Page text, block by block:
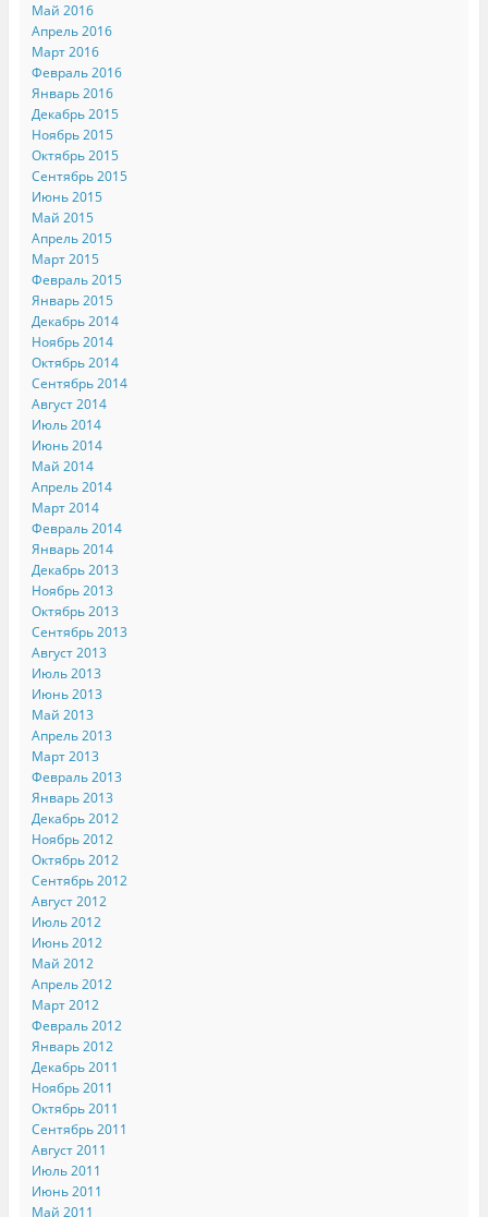
Май 2016
Апрель 2016
Март 2016
Февраль 2016
Январь 2016
Декабрь 2015
Ноябрь 2015
Октябрь 2015
Сентябрь 2015
Июнь 2015
Май 2015
Апрель 2015
Март 2015
Февраль 2015
Январь 2015
Декабрь 2014
Ноябрь 2014
Октябрь 2014
Сентябрь 2014
Август 2014
Июль 2014
Июнь 2014
Май 2014
Апрель 2014
Март 2014
Февраль 2014
Январь 2014
Декабрь 2013
Ноябрь 2013
Октябрь 2013
Сентябрь 2013
Август 2013
Июль 2013
Июнь 2013
Май 2013
Апрель 2013
Март 2013
Февраль 2013
Январь 2013
Декабрь 2012
Ноябрь 2012
Октябрь 2012
Сентябрь 2012
Август 2012
Июль 2012
Июнь 2012
Май 2012
Апрель 2012
Март 2012
Февраль 2012
Январь 2012
Декабрь 2011
Ноябрь 2011
Октябрь 2011
Сентябрь 2011
Август 2011
Июль 2011
Июнь 2011
Май 2011